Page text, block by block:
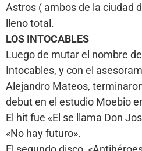
Astros ( ambos de la ciudad
lleno total.
LOS INTOCABLES
Luego de mutar el nombre
Intocables, y con el
Alejandro Mateos,
debut en el estudio Moebio
El hit fue «El se llama Don
«No hay futuro».